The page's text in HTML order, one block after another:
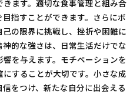
ます。適切な食事管理と組み合
指すことができます。さらにボ
の限界に挑戦し、挫折や困難に
的な強さは、日常生活だけでな
を与えます。モチベーションを
することが大切です。小さな成
をつけ、新たな自分に出会える